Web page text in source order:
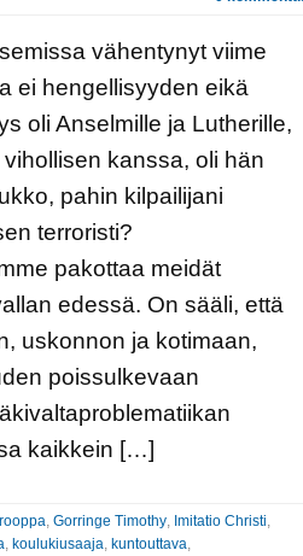
vähentynyt viime
ei hengellisyyden eikä
oli Anselmille ja Lutherille,
kanssa, oli hän
pahin kilpailijani
terroristi?
pakottaa meidät
edessä. On sääli, että
uskonnon ja kotimaan,
poissulkevaan
kaikkein […]
Gorringe Timothy, Imitatio Christi
koulukiusaaja kuntouttava